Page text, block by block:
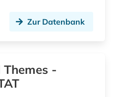
Zur Datenbank
-